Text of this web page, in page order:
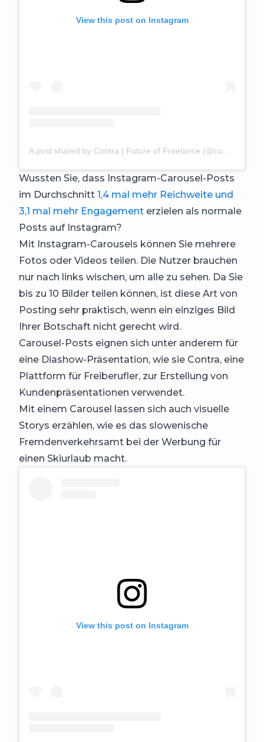
View this post on Instagram
Wussten Sie, dass Instagram-Carousel-Posts
im Durchschnitt 1,4 mal mehr Reichweite und
3,1 mal mehr Engagement erzielen als normale
Posts auf Instagram?
Mit Instagram-Carousels können Sie mehrere
Fotos oder Videos teilen. Die Nutzer brauchen
nur nach links wischen, um alle zu sehen. Da Sie
bis zu 10 Bilder teilen können, ist diese Art von
Posting sehr praktisch, wenn ein einziges Bild
Ihrer Botschaft nicht gerecht wird.
Carousel-Posts eignen sich unter anderem für
eine Diashow-Präsentation, wie sie Contra, eine
Plattform für Freiberufler, zur Erstellung von
Kundenpräsentationen verwendet.
Mit einem Carousel lassen sich auch visuelle
Storys erzählen, wie es das slowenische
Fremdenverkehrsamt bei der Werbung für
einen Skiurlaub macht.
View this post on Instagram